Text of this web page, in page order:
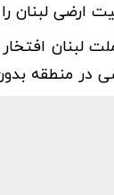
ارضی لبنان
ملت لبنان
در منطقه